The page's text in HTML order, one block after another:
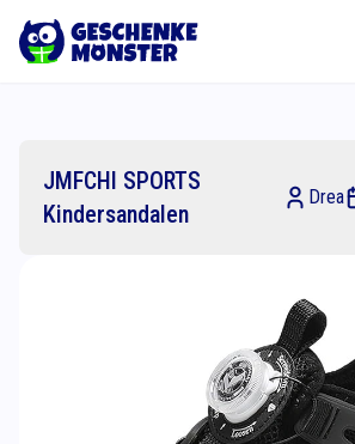
JMFCHI SPORTS
Kindersandalen
Drea